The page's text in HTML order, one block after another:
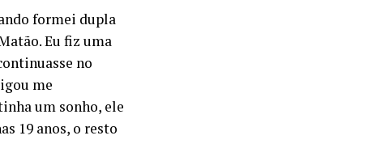
formei dupla
Eu fiz uma
no
me
um sonho, ele
19 anos, o resto